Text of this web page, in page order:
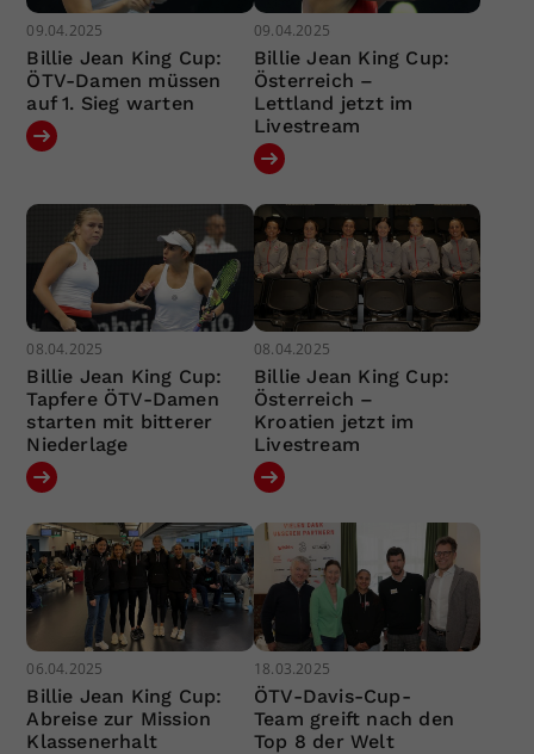
09.04.2025
Billie Jean King Cup:
ÖTV-Damen müssen
auf 1. Sieg warten
09.04.2025
Billie Jean King Cup:
Österreich –
Lettland jetzt im
Livestream
08.04.2025
Billie Jean King Cup:
Tapfere ÖTV-Damen
starten mit bitterer
Niederlage
08.04.2025
Billie Jean King Cup:
Österreich –
Kroatien jetzt im
Livestream
06.04.2025
Billie Jean King Cup:
Abreise zur Mission
Klassenerhalt
18.03.2025
ÖTV-Davis-Cup-
Team greift nach den
Top 8 der Welt